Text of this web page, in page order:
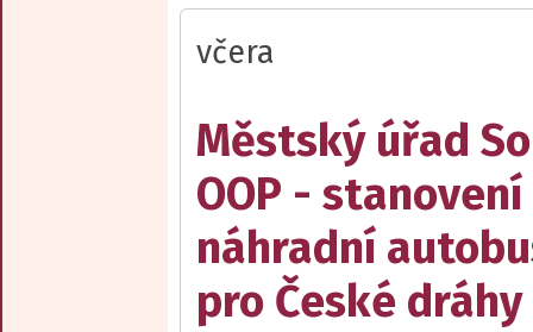
včera
Městský úřad
OOP -
náhradní
pro České dráhy